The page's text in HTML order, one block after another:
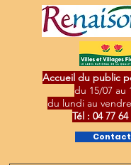
Contact
Accueil du public
du 15/07 au
du lundi au
Tél : 04 77 64